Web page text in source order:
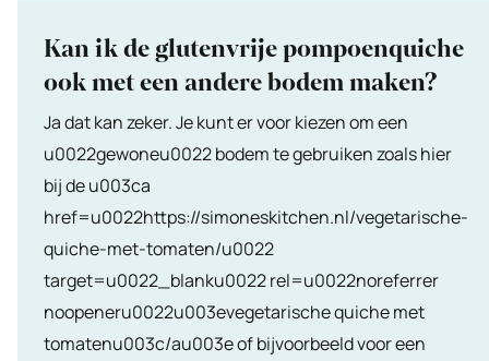
Kan ik de glutenvrije pompoenquiche
ook met een andere bodem maken?
Ja dat kan zeker. Je kunt er voor kiezen om een
u0022gewoneu0022 bodem te gebruiken zoals hier
bij de u003ca
href=u0022https://simoneskitchen.nl/vegetarische-
quiche-met-tomaten/u0022
target=u0022_blanku0022 rel=u0022noreferrer
noopeneru0022u003evegetarische quiche met
tomatenu003c/au003e of bijvoorbeeld voor een